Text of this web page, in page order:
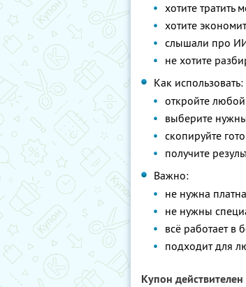
хотите тратить
хотите
слышали про
не хотите
Как использовать:
откройте любой
выберите
скопируйте
получите
Важно:
не нужна
не нужны
всё работает в
подходит для
Купон